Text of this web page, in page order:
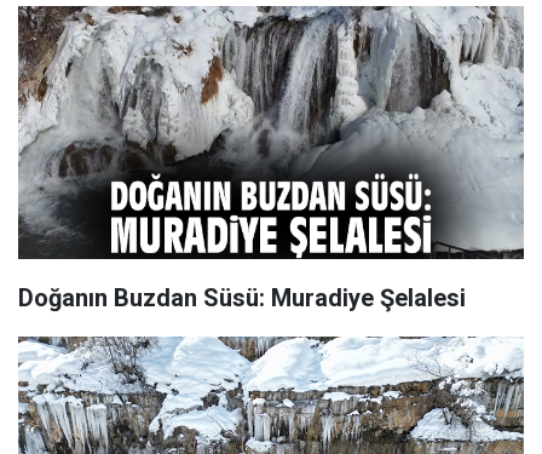
Doğanın Buzdan Süsü: Muradiye Şelalesi